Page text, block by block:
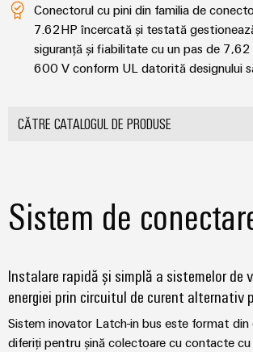
Conectorul cu pini din familia de
7.62HP încercată și testată
siguranță și fiabilitate cu un pas de
600 V conform UL datorită designului
CĂTRE CATALOGUL DE PRODUSE
Sistem de
Instalare rapidă și simplă a sistemelor de
energiei prin circuitul de curent alternativ
Sistem inovator Latch-in bus este format
diferiți pentru șină colectoare cu contacte